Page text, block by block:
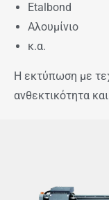
Etalbond
Αλουμίνιο
κ.α.
Η εκτύπωση με
ανθεκτικότητα